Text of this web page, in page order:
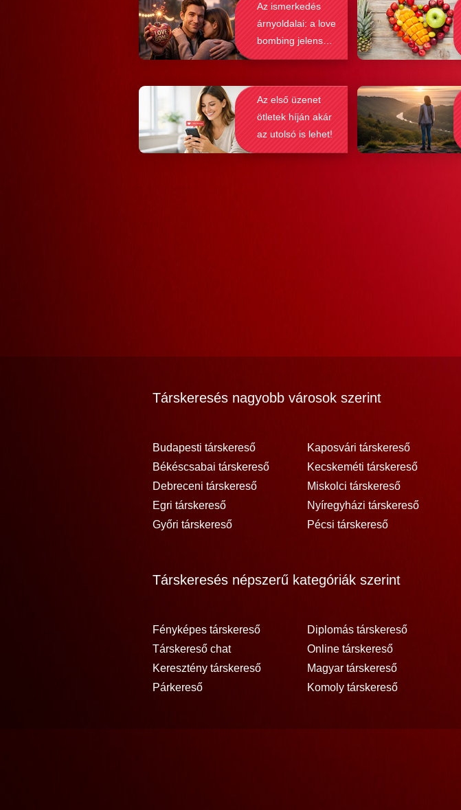
elérni a flörtölésben. A legfőbb kérdés
azonban az, hogy ezek az alkalmazások
valóban hozzásegítenek-e minket egy
felülmúlható.
Az ismerkedés
árnyoldalai: a love
bombing jelenség
felismerése
Az első üzenet
ötletek híján akár
az utolsó is lehet!
Társkeresés nagyobb városok szerint
Budapesti társkereső
Békéscsabai társkereső
Debreceni társkereső
Egri társkereső
Győri társkereső
Kaposvári társkereső
Kecskeméti társkereső
Miskolci társkereső
Nyíregyházi társkereső
Pécsi társkereső
Társkeresés népszerű kategóriák szerint
Fényképes társkereső
Társkereső chat
Keresztény társkereső
Párkereső
Diplomás társkereső
Online társkereső
Magyar társkereső
Komoly társkereső